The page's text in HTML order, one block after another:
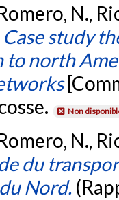
N.,
Case study
north
Non
N.,
du
Nord.